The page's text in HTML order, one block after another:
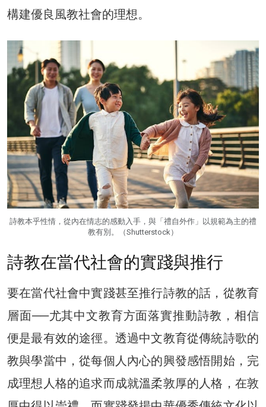
構建優良風教社會的理想。
詩教本乎性情，從內在情志的感動入手，與「禮自外作」以規範為主的禮
教有別。（Shutterstock）
詩教在當代社會的實踐與推行
要在當代社會中實踐甚至推行詩教的話，從教育
層面──尤其中文教育方面落實推動詩教，相信
便是最有效的途徑。透過中文教育從傳統詩歌的
教與學當中，從每個人內心的興發感悟開始，完
成理想人格的追求而成就溫柔敦厚的人格，在敦